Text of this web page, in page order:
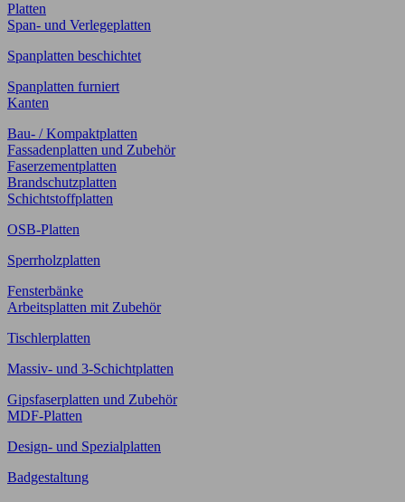
Platten
Span- und Verlegeplatten
Spanplatten beschichtet
Spanplatten furniert
Kanten
Bau- / Kompaktplatten
Fassadenplatten und Zubehör
Faserzementplatten
Brandschutzplatten
Schichtstoffplatten
OSB-Platten
Sperrholzplatten
Fensterbänke
Arbeitsplatten mit Zubehör
Tischlerplatten
Massiv- und 3-Schichtplatten
Gipsfaserplatten und Zubehör
MDF-Platten
Design- und Spezialplatten
Badgestaltung